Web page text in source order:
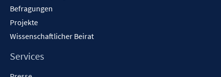
Befragungen
Projekte
Wissenschaftlicher Beirat
Services